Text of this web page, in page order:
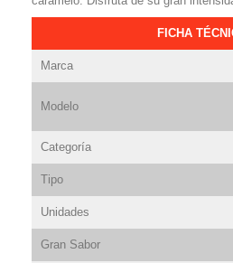
FICHA
Marca
Modelo
Categoría
Tipo
Unidades
Gran Sabor